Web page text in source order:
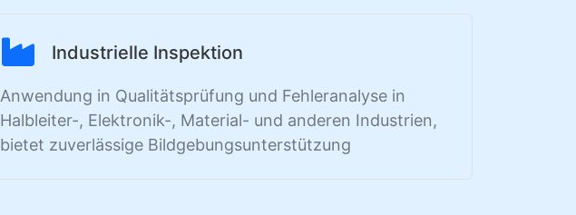
Industrielle Inspektion
Anwendung in Qualitätsprüfung und Fehleranalyse in
Halbleiter-, Elektronik-, Material- und anderen Industrien,
bietet zuverlässige Bildgebungsunterstützung